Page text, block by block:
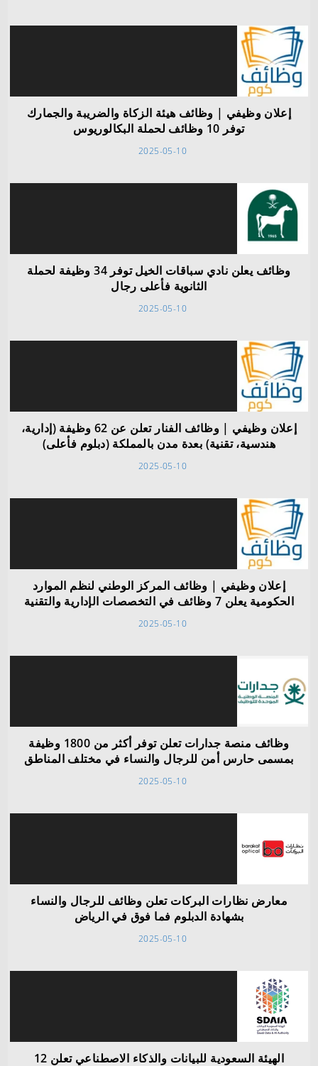
إعلان وظيفي | وظائف هيئة الزكاة والضريبة والجمارك
توفر 10 وظائف لحملة البكالوريوس
2025-05-10
وظائف يعلن نادي سباقات الخيل توفر 34 وظيفة لحملة
الثانوية فأعلى رجال
2025-05-10
إعلان وظيفي | وظائف الفنار تعلن عن 62 وظيفة (إدارية،
هندسية، تقنية) بعدة مدن بالمملكة (دبلوم فأعلى)
2025-05-10
إعلان وظيفي | وظائف المركز الوطني لنظم الموارد
الحكومية يعلن 7 وظائف في التخصصات الإدارية والتقنية
2025-05-10
وظائف منصة جدارات تعلن توفر أكثر من 1800 وظيفة
بمسمى حارس أمن للرجال والنساء في مختلف المناطق
2025-05-10
معارض نظارات البركات تعلن وظائف للرجال والنساء
بشهادة الدبلوم فما فوق في الرياض
2025-05-10
الهيئة السعودية للبيانات والذكاء الاصطناعي تعلن 12